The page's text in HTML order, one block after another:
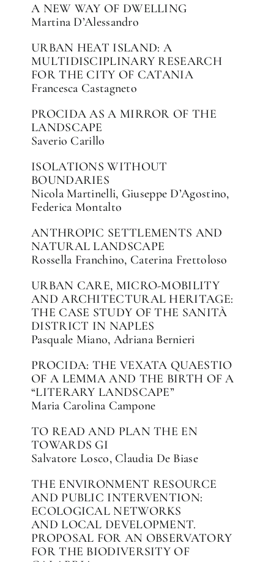
A NEW WAY OF DWELLING
Martina D’Alessandro
URBAN HEAT ISLAND: A
MULTIDISCIPLINARY RESEARCH
FOR THE CITY OF CATANIA
Francesca Castagneto
PROCIDA AS A MIRROR OF THE
LANDSCAPE
Saverio Carillo
ISOLATIONS WITHOUT
BOUNDARIES
Nicola Martinelli, Giuseppe D’Agostino,
Federica Montalto
ANTHROPIC SETTLEMENTS AND
NATURAL LANDSCAPE
Rossella Franchino, Caterina Frettoloso
URBAN CARE, MICRO-MOBILITY
AND ARCHITECTURAL HERITAGE:
THE CASE STUDY OF THE SANITÀ
DISTRICT IN NAPLES
Pasquale Miano, Adriana Bernieri
PROCIDA: THE VEXATA QUAESTIO
OF A LEMMA AND THE BIRTH OF A
“LITERARY LANDSCAPE”
Maria Carolina Campone
TO READ AND PLAN THE EN
TOWARDS GI
Salvatore Losco, Claudia De Biase
THE ENVIRONMENT RESOURCE
AND PUBLIC INTERVENTION:
ECOLOGICAL NETWORKS
AND LOCAL DEVELOPMENT.
PROPOSAL FOR AN OBSERVATORY
FOR THE BIODIVERSITY OF